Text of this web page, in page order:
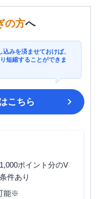
の方へ
みを済ませておけば、
短縮することができま
こちら
ポイント分のV
件あり
能※